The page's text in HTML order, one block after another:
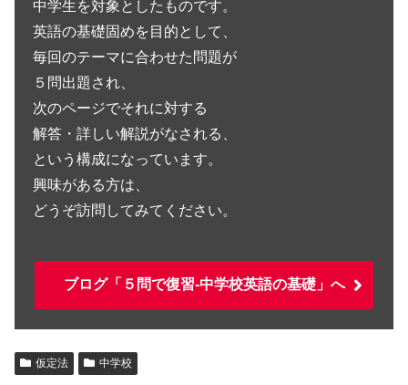
中学生を対象としたものです。
英語の基礎固めを目的として、
毎回のテーマに合わせた問題が
５問出題され、
次のページでそれに対する
解答・詳しい解説がなされる、
という構成になっています。
興味がある方は、
どうぞ訪問してみてください。
ブログ「５問で復習-中学校英語の基礎」へ
仮定法 中学校